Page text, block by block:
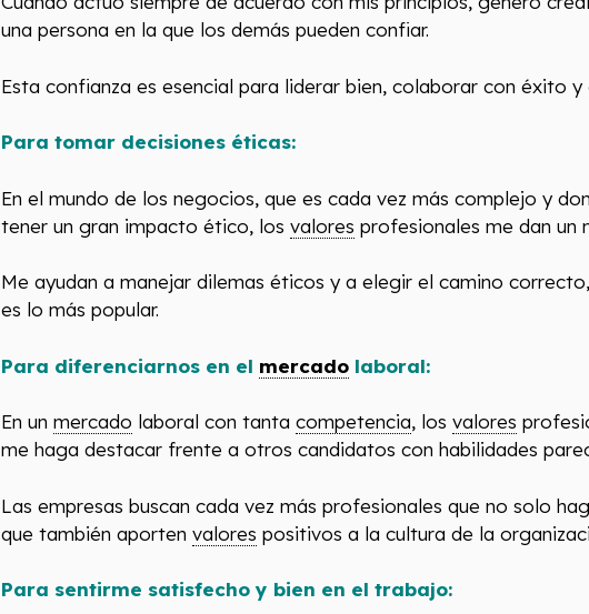
una persona en la que los demás pueden confiar.
Esta confianza es esencial para liderar bien, colaborar con éxito
Para tomar decisiones éticas:
En el mundo de los negocios, que es cada vez más complejo y
tener un gran impacto ético, los valores profesionales me dan un
Me ayudan a manejar dilemas éticos y a elegir el camino
es lo más popular.
Para diferenciarnos en el mercadolaboral:
En un mercado laboral con tanta competencia, los valores
me haga destacar frente a otros candidatos con habilidades
Las empresas buscan cada vez más profesionales que no solo
que también aporten valores positivos a la cultura de la
Para sentirme satisfecho y bien en el trabajo: